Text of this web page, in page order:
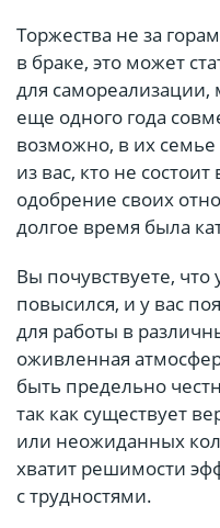
Торжества не за
в браке, это может
для
еще одного года
возможно, в их
из вас, кто не
одобрение своих
долгое время была
Вы почувствуете,
повысился, и у вас
для работы в
оживленная
быть предельно
так как существует
или неожиданных
хватит решимости
с трудностями.